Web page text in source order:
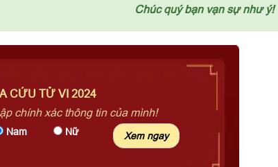
Chúc quý bạn vạn sự như ý!
CỨU TỬ VI 2024
chính xác thông tin của mình!
Nam Nữ